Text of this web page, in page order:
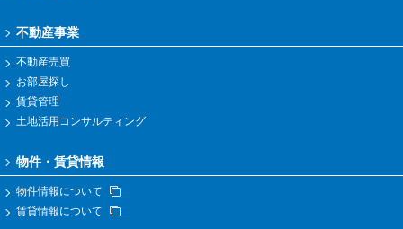
不動産事業
不動産売買
お部屋探し
賃貸管理
土地活用コンサルティング
物件・賃貸情報
物件情報について
賃貸情報について